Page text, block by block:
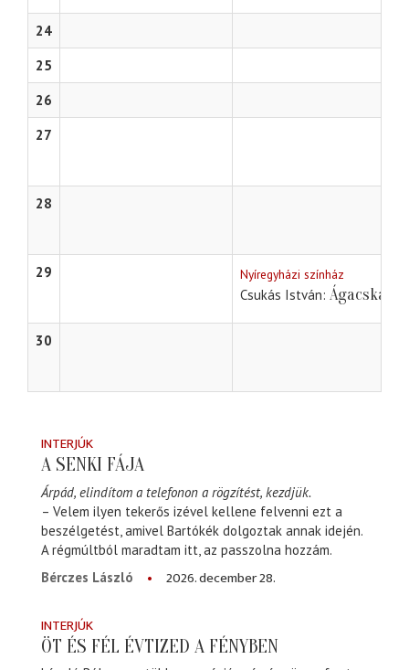
24
25
26
27
28
29 Nyíregyházi színház
Csukás István Ágacska
30
INTERJÚK
A SENKI FÁJA
Árpád, elindítom a telefonon a rögzítést, kezdjük.
– Velem ilyen tekerős izével kellene felvenni ezt a
beszélgetést, amivel Bartókék dolgoztak annak idején.
A régmúltból maradtam itt, az passzolna hozzám.
Bérczes László
2026. december 28.
INTERJÚK
ÖT ÉS FÉL ÉVTIZED A FÉNYBEN